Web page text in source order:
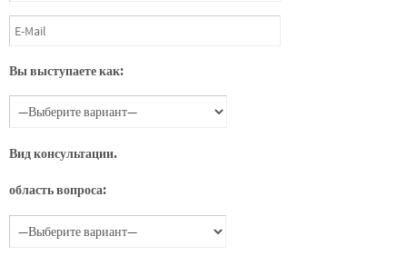
Вы выступаете как:
Вид консультации.
область вопроса: